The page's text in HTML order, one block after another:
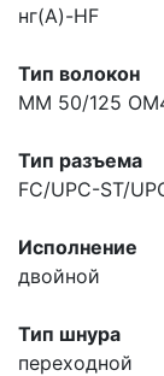
нг(A)-HF
Тип волокон
MM 50/125
Тип разъема
FC/UPC-ST/
Исполнение
двойной
Тип шнура
переходной